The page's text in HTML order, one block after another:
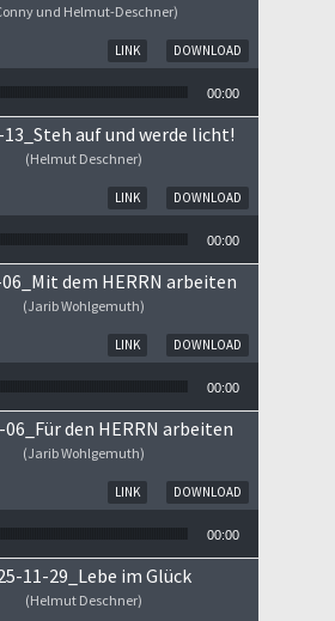
und Helmut-Deschner)
DOWNLOAD
LINK
00:00
13_Steh auf und werde licht!
(Helmut Deschner)
DOWNLOAD
LINK
00:00
dem HERRN arbeiten
(Jarib Wohlgemuth)
DOWNLOAD
LINK
00:00
06_Für den HERRN arbeiten
(Jarib Wohlgemuth)
DOWNLOAD
LINK
00:00
11-29_Lebe im Glück
(Helmut Deschner)